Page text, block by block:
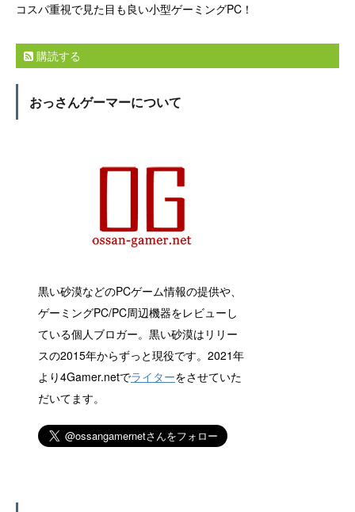
コスパ重視で見た目も良い小型ゲーミングPC！
購読する
おっさんゲーマーについて
黒い砂漠などのPCゲーム情報の提供や、
ゲーミングPC/PC周辺機器をレビューし
ている個人ブロガー。黒い砂漠はリリー
スの2015年からずっと現役です。2021年
より4Gamer.netでライターをさせていた
だいてます。